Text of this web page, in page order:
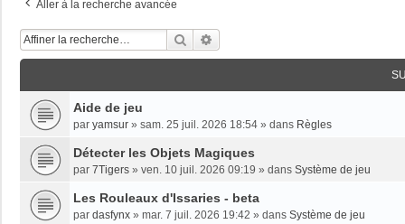
Aller à la recherche avancée
Rechercher
Aide de jeu
par yamsur » sam. 25 juil. 2026 18:54 » dans Règles
Détecter les Objets Magiques
par 7Tigers » ven. 10 juil. 2026 09:19 » dans Système de jeu
Les Rouleaux d'Issaries - beta
par dasfynx » mar. 7 juil. 2026 19:42 » dans Système de jeu